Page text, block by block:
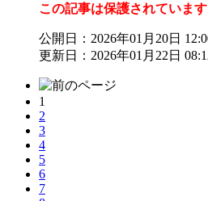
この記事は保護されています
公開日：2026年01月20日
更新日：2026年01月22日
1
2
3
4
5
6
7